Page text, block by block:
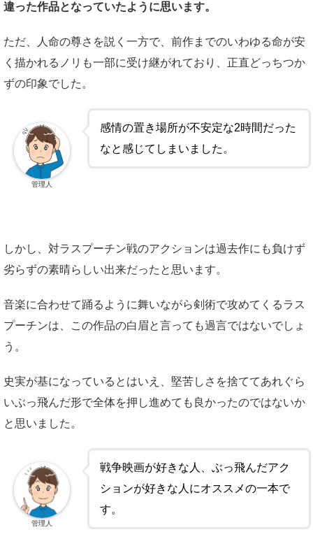
違った作品となっていたように思います。
ただ、人命の尊さを説く一方で、前作までのいわゆる命が安
く描かれるノリも一部に受け継がれており、正直どっちつか
ずの印象でした。
感情の置き場所が不安定な2時間だった
なと感じてしまいました。
管理人
しかし、対ラスプーチン戦のアクションは過去作にも負けず
劣らずの素晴らしい出来だったと思います。
音楽に合わせて踊るように舞いながら剣術で攻めてくるラス
プーチンは、この作品の白眉と言っても過言ではないでしょ
う。
史実が基になっているとはいえ、堅苦しさを捨ててあれぐら
いぶっ飛んだ形で全体を押し進めても良かったのではないか
と思いました。
戦争映画が好きな人、ぶっ飛んだアク
ションが好きな人にオススメの一本で
す。
管理人